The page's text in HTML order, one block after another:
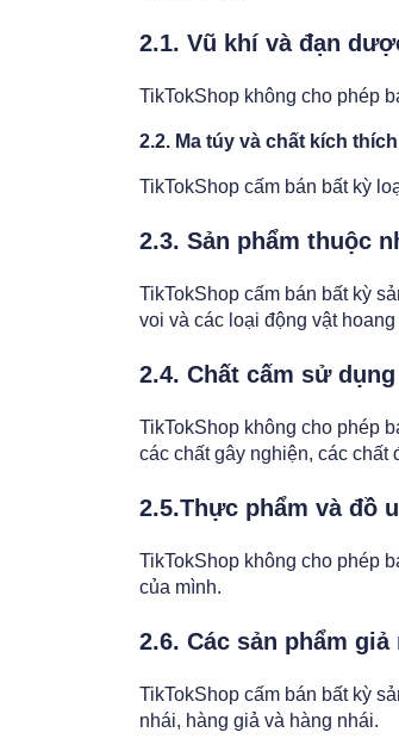
2.1. Vũ khí và đạn
TikTokShop không cho phép
2.2. Ma túy và chất kích thích
TikTokShop cấm bán bất kỳ
2.3. Sản phẩm thuộc
TikTokShop cấm bán bất kỳ
voi và các loại động vật hoang
2.4. Chất cấm sử dụng
TikTokShop không cho phép
các chất gây nghiện, các
2.5.Thực phẩm và đồ
TikTokShop không cho phép
của mình.
2.6. Các sản phẩm giả
TikTokShop cấm bán bất kỳ
nhái, hàng giả và hàng nhái.